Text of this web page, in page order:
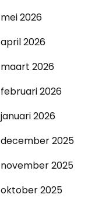
mei 2026
april 2026
maart 2026
februari 2026
januari 2026
december 2025
november 2025
oktober 2025